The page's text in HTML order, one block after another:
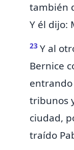
también
Y él dijo:
23 Y al
Bernice
tribunos
ciudad,
traído